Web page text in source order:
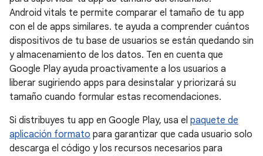
Android vitals te permite comparar el tamaño de tu app
con el de apps similares. te ayuda a comprender cuántos
dispositivos de tu base de usuarios se están quedando sin
y almacenamiento de los datos. Ten en cuenta que
Google Play ayuda proactivamente a los usuarios a
liberar sugiriendo apps para desinstalar y priorizará su
tamaño cuando formular estas recomendaciones.
Si distribuyes tu app en Google Play, usa el paquete de
aplicación formato para garantizar que cada usuario solo
descarga el código y los recursos necesarios para